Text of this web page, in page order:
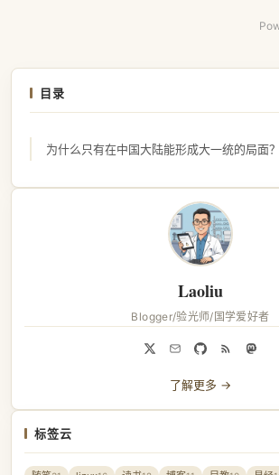
Laoliu
Blogger/验光师/国学爱好者
了解更多 →
标签云
目录
为什么只有在中国大陆能形成大一统的局面？